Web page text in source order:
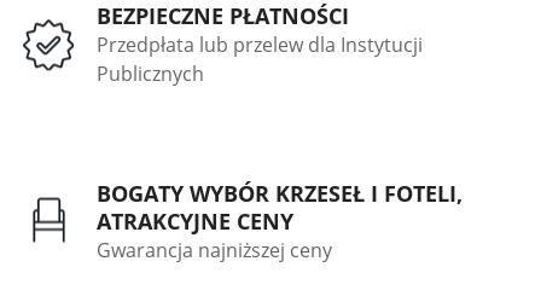
BEZPIECZNE PŁATNOŚCI
Przedpłata lub przelew dla Instytucji
Publicznych
BOGATY WYBÓR KRZESEŁ I FOTELI,
ATRAKCYJNE CENY
Gwarancja najniższej ceny